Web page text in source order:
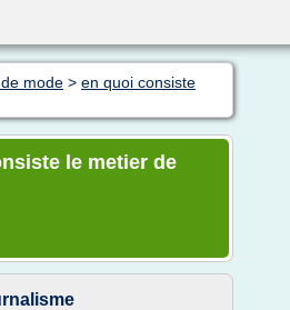
mode > en quoi consiste
le metier de